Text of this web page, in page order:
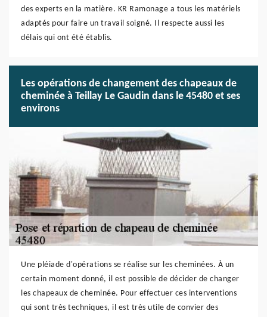
des experts en la matière. KR Ramonage a tous les matériels
adaptés pour faire un travail soigné. Il respecte aussi les
délais qui ont été établis.
Les opérations de changement des chapeaux de
cheminée à Teillay Le Gaudin dans le 45480 et ses
environs
Une pléiade d'opérations se réalise sur les cheminées. À un
certain moment donné, il est possible de décider de changer
les chapeaux de cheminée. Pour effectuer ces interventions
qui sont très techniques, il est très utile de convier des